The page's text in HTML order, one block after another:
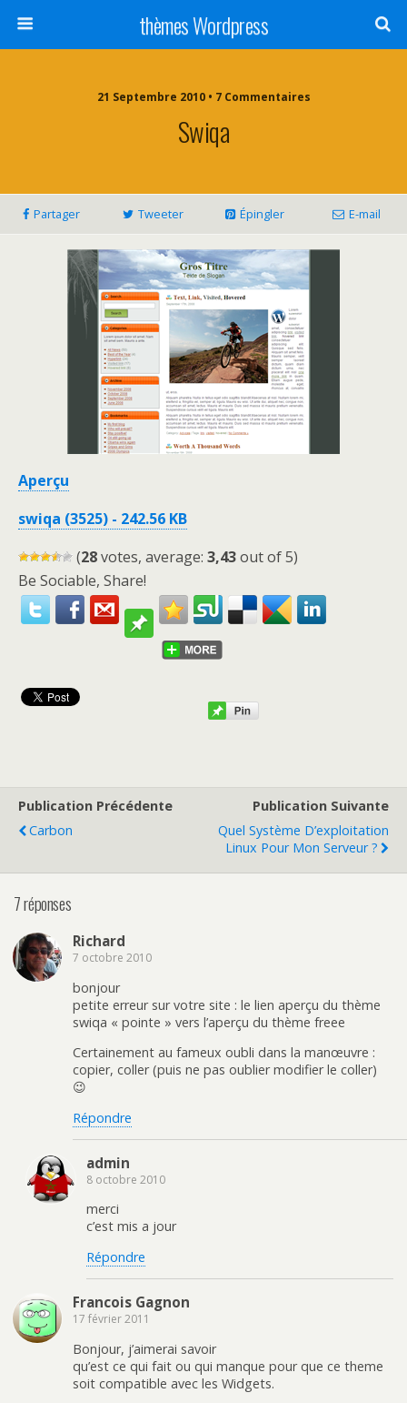
thèmes Wordpress
21 Septembre 2010 • 7 Commentaires
Swiqa
Partager Tweeter Épingler E-mail
Aperçu
swiqa (3525) - 242.56 KB
(28votes, average: 3,43out of 5)
Be Sociable, Share!
Publication Précédente
Carbon
Publication Suivante
Quel Système D’exploitation
Linux Pour Mon Serveur ?
7 réponses
Richard
7 octobre 2010
bonjour
petite erreur sur votre site : le lien aperçu du thème
swiqa « pointe » vers l’aperçu du thème freee
Certainement au fameux oubli dans la manœuvre :
copier, coller (puis ne pas oublier modifier le coller)
😉
Répondre
admin
8 octobre 2010
merci
c’est mis a jour
Répondre
Francois Gagnon
17 février 2011
Bonjour, j’aimerai savoir
qu’est ce qui fait ou qui manque pour que ce theme
soit compatible avec les Widgets.